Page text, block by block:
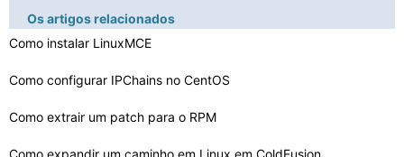
Os artigos relacionados
Como instalar LinuxMCE
Como configurar IPChains no CentOS
Como extrair um patch para o RPM
Como expandir um caminho em Linux em ColdFusion